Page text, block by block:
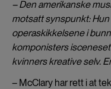
– Den amerikanske
motsatt synspunkt:
operaskikkelsene i
komponisters
kvinners kreative selv.
– McClary har rett i at